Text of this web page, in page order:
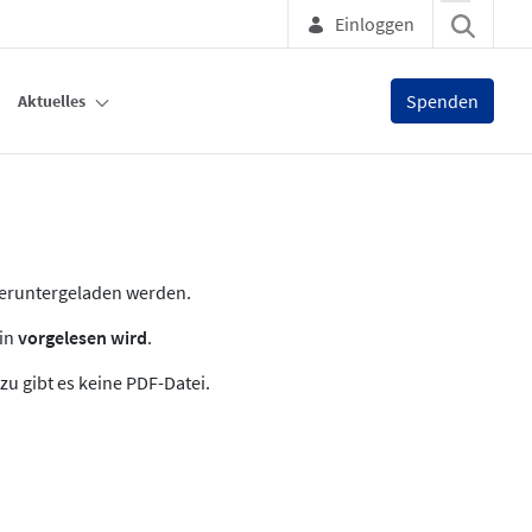
Einloggen
Aktuelles Spenden
werden.
vorgelesen wird.
gibt es keine PDF-Datei.